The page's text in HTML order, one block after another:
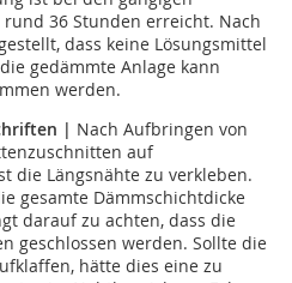
36 Stunden erreicht. Nach
dass keine Lösungsmittel
gedämmte Anlage kann
werden.
| Nach Aufbringen von
auf
die Längsnähte zu verkleben.
gesamte Dämmschichtdicke
darauf zu achten, dass die
geschlossen werden. Sollte die
hätte dies eine zu